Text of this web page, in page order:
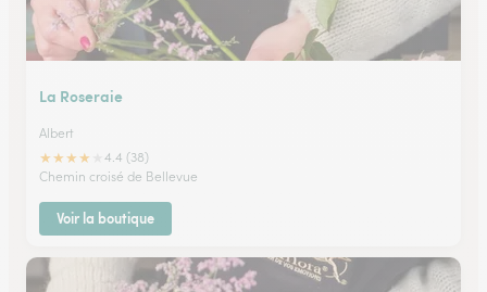
La Roseraie
Albert
★★★★
4.4 (38)
Chemin croisé de Bellevue
Voir la boutique